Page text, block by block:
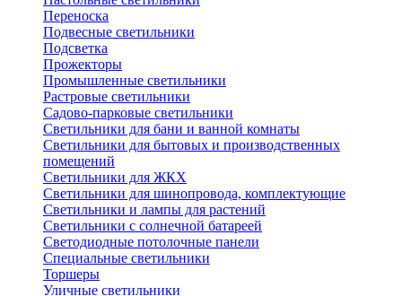
Переноска
Подвесные светильники
Подсветка
Прожекторы
Промышленные светильники
Растровые светильники
Садово-парковые светильники
Светильники для бани и ванной комнаты
Светильники для бытовых и производственных
помещений
Светильники для ЖКХ
Светильники для шинопровода, комплектующие
Светильники и лампы для растений
Светильники с солнечной батареей
Светодиодные потолочные панели
Специальные светильники
Торшеры
Уличные светильники